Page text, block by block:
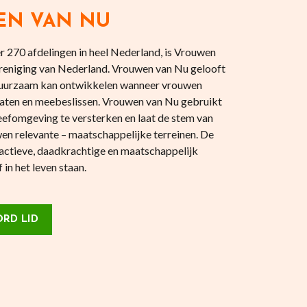
VAN NU
afdelingen in heel Nederland, is Vrouwen
van Nederland. Vrouwen van Nu gelooft
kan ontwikkelen wanneer vrouwen
en meebeslissen. Vrouwen van Nu gebruikt
te versterken en laat de stem van
relevante – maatschappelijke terreinen. De
daadkrachtige en maatschappelijk
het leven staan.
LID